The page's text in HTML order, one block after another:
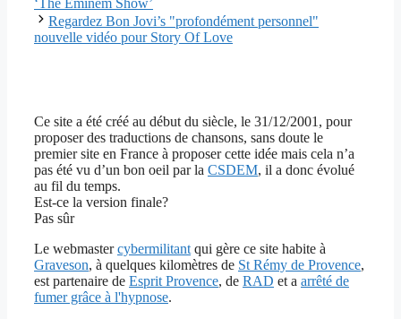
‘The Eminem Show’
Regardez Bon Jovi’s "profondément personnel"
nouvelle vidéo pour Story Of Love
Ce site a été créé au début du siècle, le 31/12/2001, pour
proposer des traductions de chansons, sans doute le
premier site en France à proposer cette idée mais cela n’a
pas été vu d’un bon oeil par la CSDEM, il a donc évolué
au fil du temps.
Est-ce la version finale?
Pas sûr
Le webmastercybermilitant qui gère ce site habite à
Graveson, à quelques kilomètres de St Rémy de Provence,
est partenaire de Esprit Provence, de RAD et a arrêté de
fumer grâce à l'hypnose.